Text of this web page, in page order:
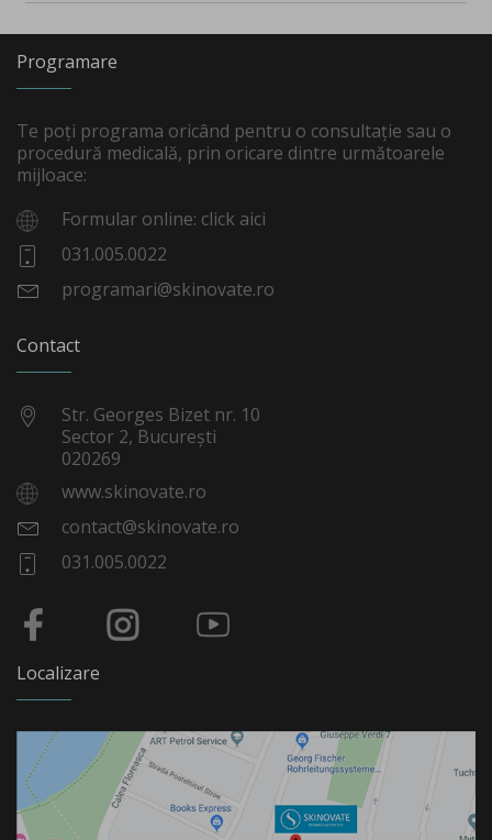
Programare
Te poți programa oricând pentru o consultație sau o
procedură medicală, prin oricare dintre următoarele
mijloace:
Formular online: click aici
031.005.0022
programari@skinovate.ro
Contact
Str. Georges Bizet nr. 10
Sector 2, București
020269
www.skinovate.ro
contact@skinovate.ro
031.005.0022
Localizare